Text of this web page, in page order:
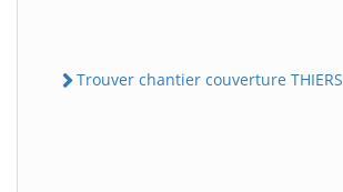
Trouver chantier couverture THIERS